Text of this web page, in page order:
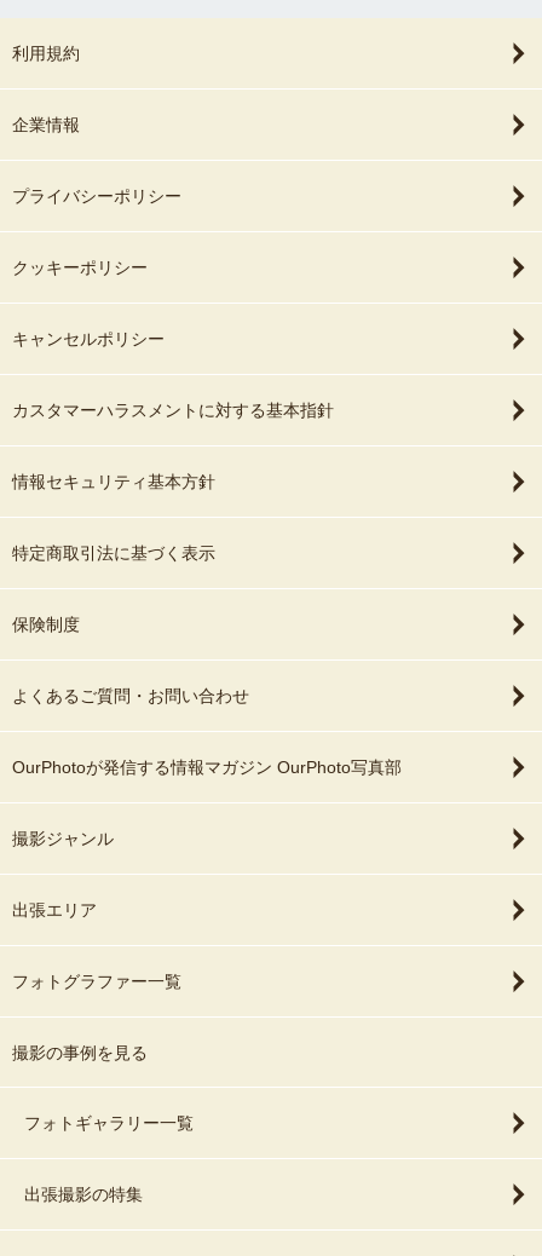
利用規約
企業情報
プライバシーポリシー
クッキーポリシー
キャンセルポリシー
カスタマーハラスメントに対する基本指針
情報セキュリティ基本方針
特定商取引法に基づく表示
保険制度
よくあるご質問・お問い合わせ
OurPhotoが発信する情報マガジン OurPhoto写真部
撮影ジャンル
出張エリア
フォトグラファー一覧
撮影の事例を見る
フォトギャラリー一覧
出張撮影の特集